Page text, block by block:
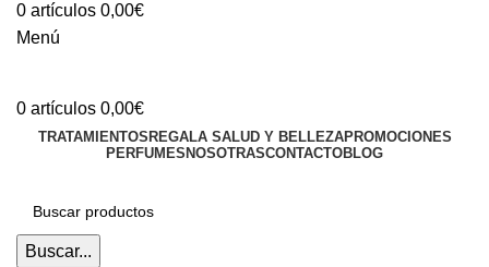
0 artículos 0,00€
Menú
0 artículos 0,00€
TRATAMIENTOSREGALA SALUD Y BELLEZAPROMOCIONES
PERFUMESNOSOTRASCONTACTOBLOG
Buscar...